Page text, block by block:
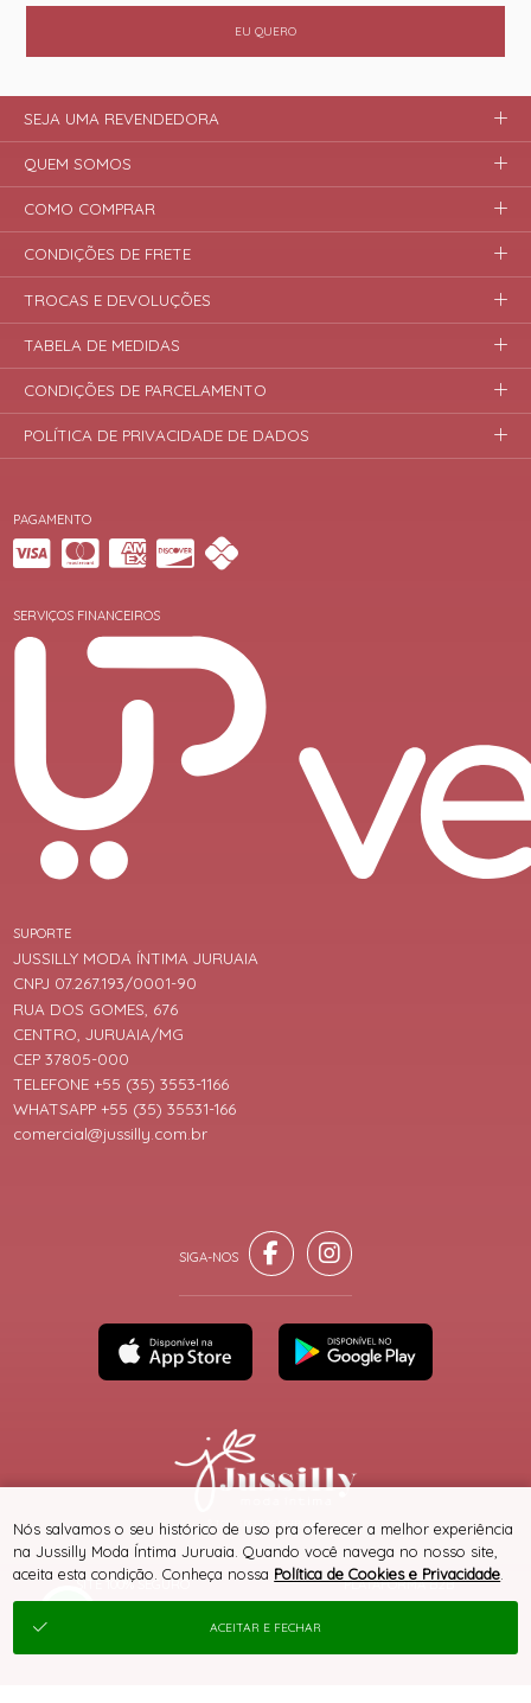
EU QUERO
PAGAMENTO
SERVIÇOS FINANCEIROS
SITE 100% SEGURO PLATAFORMA B2B
SUPORTE
JUSSILLY MODA ÍNTIMA JURUAIA
CNPJ 07.267.193/0001-90
RUA DOS GOMES, 676
CENTRO, JURUAIA/MG
CEP 37805-000
TELEFONE +55 (35) 3553-1166
WHATSAPP +55 (35) 35531-166
comercial@jussilly.com.br
SEJA UMA REVENDEDORA
QUEM SOMOS
COMO COMPRAR
CONDIÇÕES DE FRETE
TROCAS E DEVOLUÇÕES
TABELA DE MEDIDAS
CONDIÇÕES DE PARCELAMENTO
POLÍTICA DE PRIVACIDADE DE DADOS
® TODOS DIREITOS RESERVADOS
Nós salvamos o seu histórico de uso pra oferecer a melhor experiência
na Jussilly Moda Íntima Juruaia. Quando você navega no nosso site,
aceita esta condição. Conheça nossa Política de Cookies e Privacidade
ACEITAR E FECHAR